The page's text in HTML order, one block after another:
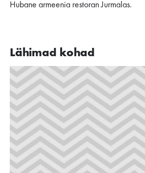
Hubane armeenia restoran Jurmalas.
Lähimad kohad